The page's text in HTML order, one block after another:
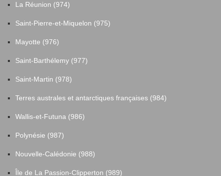
La Réunion (974)
Saint-Pierre-et-Miquelon (975)
Mayotte (976)
Saint-Barthélemy (977)
Saint-Martin (978)
Terres australes et antarctiques françaises (984)
Wallis-et-Futuna (986)
Polynésie (987)
Nouvelle-Calédonie (988)
Île de La Passion-Clipperton (989)